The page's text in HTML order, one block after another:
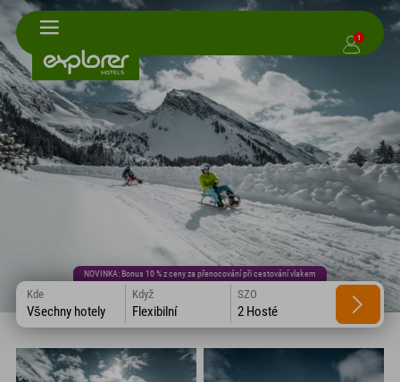
1
NOVINKA: Bonus 10 % z ceny za přenocování při cestování vlakem
Kde
Všechny hotely
Když
Flexibilní
SZO
2 Hosté